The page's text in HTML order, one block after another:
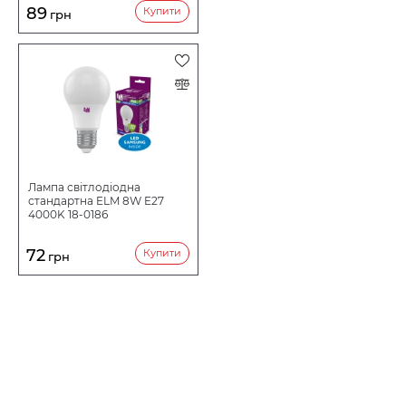
89 грн Купити
Лампа світлодіодна
стандартна ELM 8W E27
4000K 18-0186
72 грн Купити